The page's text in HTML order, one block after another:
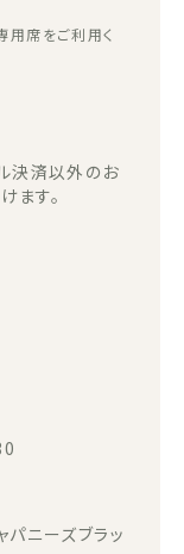
席をご利用く
決済以外のお
ます。
パニーズブラッ